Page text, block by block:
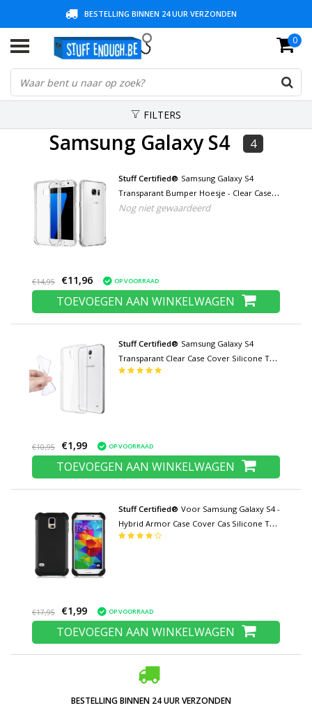
BESTELLING BINNEN 24 UUR VERZONDEN
30 DAGEN BEDENKTIJD + 3 JAAR GARANTIE
LAGE PRIJZEN EN RUIM ASSORTIMENT
0
FILTERS
Samsung Galaxy S4 4
Stuff Certified® Samsung Galaxy S4
Transparant Bumper Hoesje - Clear Case
Cover Silicone TPU Anti-Shock
Nog niet gewaardeerd
€14,95 €11,96 OP VOORRAAD
TOEVOEGEN AAN WINKELWAGEN
Stuff Certified® Samsung Galaxy S4
Transparant Clear Case Cover Silicone TPU
Hoesje
€10,95 €1,99 OP VOORRAAD
TOEVOEGEN AAN WINKELWAGEN
Stuff Certified® Voor Samsung Galaxy S4 -
Hybrid Armor Case Cover Cas Silicone TPU
Hoesje Zwart
€17,95 €1,99 OP VOORRAAD
TOEVOEGEN AAN WINKELWAGEN
BESTELLING BINNEN 24 UUR VERZONDEN